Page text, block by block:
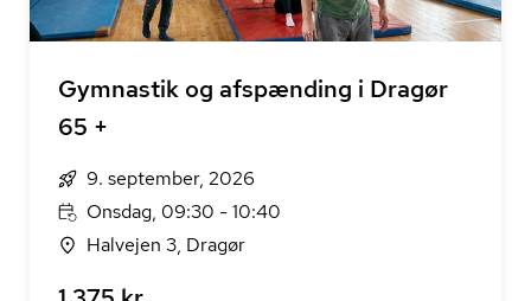
Gymnastik og afspænding i Dragør
65 +
9. september, 2026
Onsdag, 09:30 - 10:40
Halvejen 3, Dragør